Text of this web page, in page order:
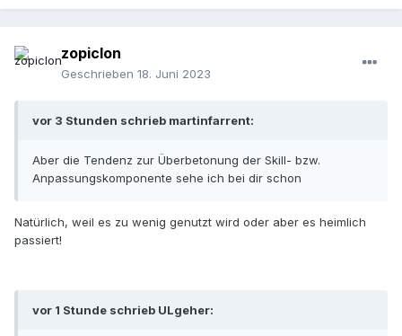
zopiclon
Geschrieben 18. Juni 2023
vor 3 Stunden schrieb martinfarrent:
Aber die Tendenz zur Überbetonung der Skill- bzw.
Anpassungskomponente sehe ich bei dir schon
Natürlich, weil es zu wenig genutzt wird oder aber es heimlich
passiert!
vor 1 Stunde schrieb ULgeher: